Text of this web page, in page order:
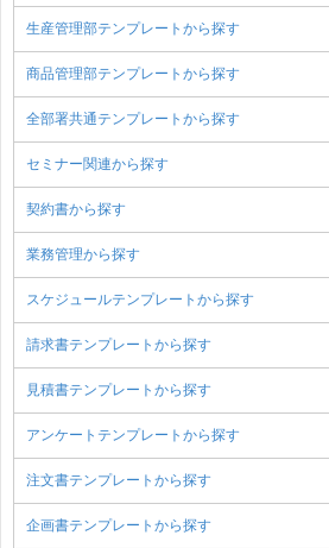
生産管理部テンプレートから探す
商品管理部テンプレートから探す
全部署共通テンプレートから探す
セミナー関連から探す
契約書から探す
業務管理から探す
スケジュールテンプレートから探す
請求書テンプレートから探す
見積書テンプレートから探す
アンケートテンプレートから探す
注文書テンプレートから探す
企画書テンプレートから探す